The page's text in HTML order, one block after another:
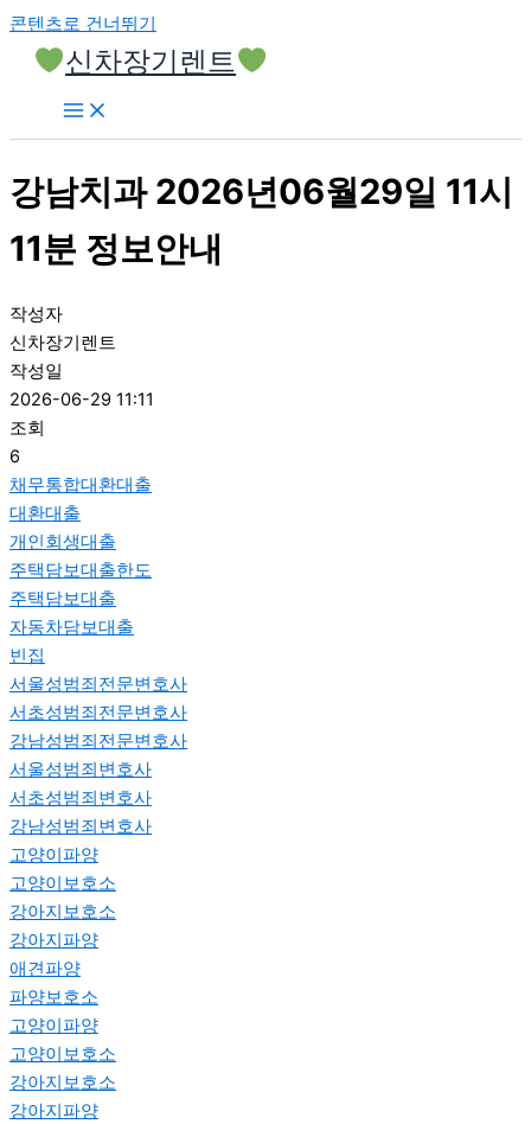
콘텐츠로 건너뛰기
신차장기렌트
강남치과 2026년06월29일 11시
11분 정보안내
작성자
신차장기렌트
작성일
2026-06-29 11:11
조회
6
채무통합대환대출
대환대출
개인회생대출
주택담보대출한도
주택담보대출
자동차담보대출
빈집
서울성범죄전문변호사
서초성범죄전문변호사
강남성범죄전문변호사
서울성범죄변호사
서초성범죄변호사
강남성범죄변호사
고양이파양
고양이보호소
강아지보호소
강아지파양
애견파양
파양보호소
고양이파양
고양이보호소
강아지보호소
강아지파양